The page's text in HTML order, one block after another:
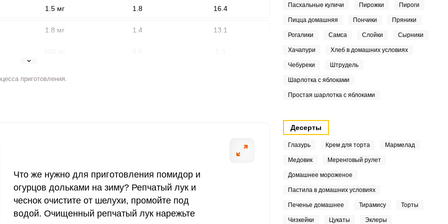
1.5 мг 1.8 16.4
1.8 мг 1.4 13.1
10 мкг
15 мг 0.4
приготовления.
Что же нужно для приготовления помидор и
огурцов дольками на зиму? Репчатый лук и
чеснок очистите от шелухи, промойте под
водой. Очищенный репчатый лук нарежьте
Пасхальные куличи Пирожки Пироги
Пицца домашняя Пончики Пряники
Рогалики Самса Слойки Сырники
Хачапури Хлеб в домашних условиях
Чебуреки Штрудель
Шарлотка с яблоками
Простая шарлотка с яблоками
Десерты
Глазурь Крем для торта Мармелад
Медовик Меренговый рулет
Домашнее мороженое
Пастила в домашних условиях
Печенье домашнее Тирамису Торты
Чизкейки Цукаты Эклеры
ШАГ